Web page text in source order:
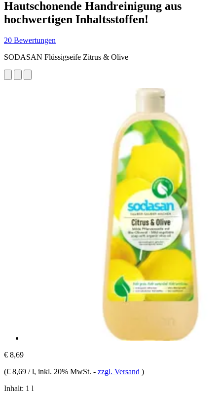
Hautschonende Handreinigung aus
hochwertigen Inhaltsstoffen!
20 Bewertungen
SODASAN Flüssigseife Zitrus & Olive
€ 8,69
(€ 8,69 / l, inkl. 20% MwSt. - zzgl. Versand )
Inhalt: 1 l